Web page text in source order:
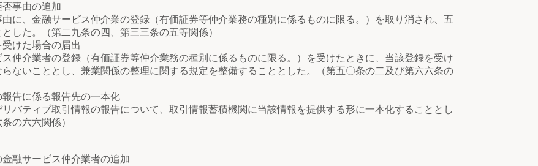
事由の追加
に、金融サービス仲介業の登録（有価証券等仲介業務の種別に係るものに限る。）を取り消され、五
した。（第二九条の四、第三三条の五等関係）
けた場合の届出
仲介業者の登録（有価証券等仲介業務の種別に係るものに限る。）を受けたときに、当該登録を受け
ないこととし、兼業関係の整理に関する規定を整備することとした。（第五〇条の二及び第六六条の
告に係る報告先の一本化
バティブ取引情報の報告について、取引情報蓄積機関に当該情報を提供する形に一本化することとし
の六六関係）
融サービス仲介業者の追加